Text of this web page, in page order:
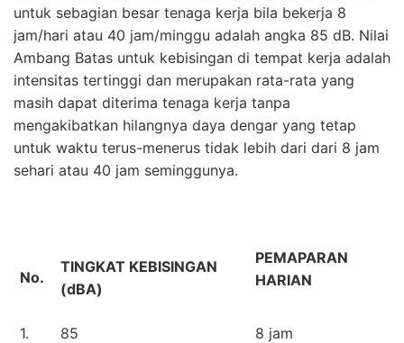
untuk sebagian besar tenaga kerja bila bekerja 8
jam/hari atau 40 jam/minggu adalah angka 85 dB. Nilai
Ambang Batas untuk kebisingan di tempat kerja adalah
intensitas tertinggi dan merupakan rata-rata yang
masih dapat diterima tenaga kerja tanpa
mengakibatkan hilangnya daya dengar yang tetap
untuk waktu terus-menerus tidak lebih dari dari 8 jam
sehari atau 40 jam seminggunya.
No.
TINGKAT KEBISINGAN
(dBA)
PEMAPARAN
HARIAN
1. 85
8 jam